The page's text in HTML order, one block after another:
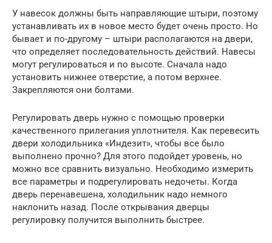
У навесок должны быть направляющие штыри, поэтому
устанавливать их в новое место будет очень просто. Но
бывает и по-другому – штыри располагаются на двери,
что определяет последовательность действий. Навесы
могут регулироваться и по высоте. Сначала надо
установить нижнее отверстие, а потом верхнее.
Закрепляются они болтами.
Регулировать дверь нужно с помощью проверки
качественного прилегания уплотнителя. Как перевесить
двери холодильника «Индезит», чтобы все было
выполнено прочно? Для этого подойдет уровень, но
можно все сравнить визуально. Необходимо измерить
все параметры и подрегулировать недочеты. Когда
дверь перенавешена, холодильник надо немного
наклонить назад. После открывания дверцы
регулировку получится выполнить быстрее.